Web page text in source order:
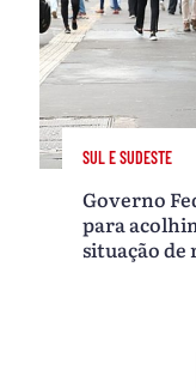
SUL E SUDESTE
Governo
para
situação